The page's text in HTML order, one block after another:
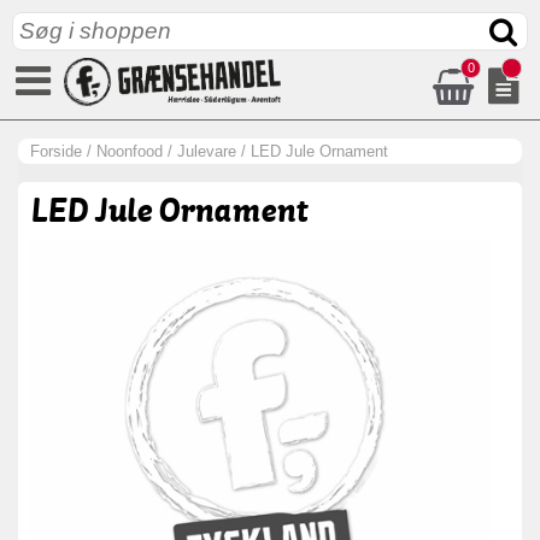
0
Forside / Noonfood / Julevare / LED Jule Ornament
LED Jule Ornament